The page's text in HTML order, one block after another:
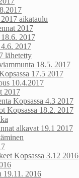
aikataulu
2017
2017
2017
lähetetty
18.5. 2017
17.5 2017
10.4.2017
2017
Kopsassa 4.3 2017
Kopsassa 18.2. 2017
alkavat 19.1 2017
Kopsassa 3.12 2016
19.11. 2016